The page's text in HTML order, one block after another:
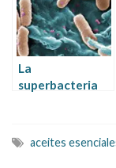
Bascuñana
La
superbacteria
pseudomona
aeruginosa
aceites